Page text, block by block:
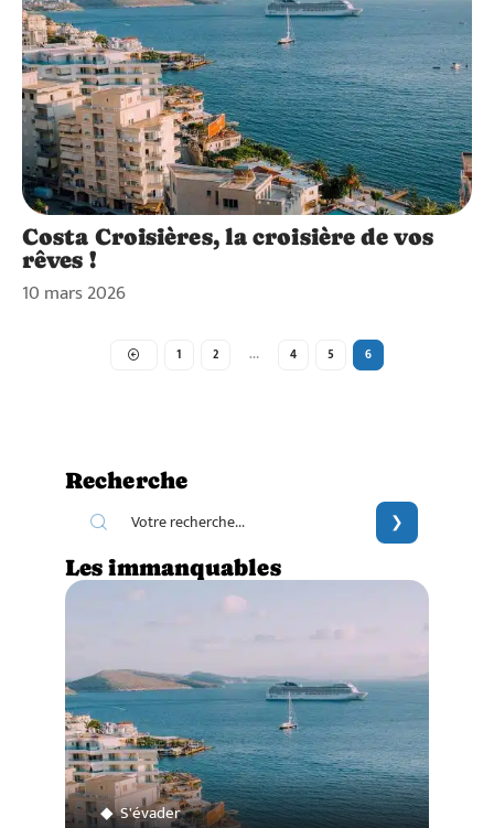
Costa Croisières, la croisière de vos
rêves !
10 mars 2026
1 2 … 4 5 6
Recherche
Les immanquables
S'évader